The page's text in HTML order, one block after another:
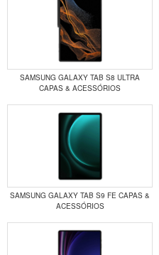
SAMSUNG GALAXY TAB S8 ULTRA
CAPAS & ACESSÓRIOS
SAMSUNG GALAXY TAB S9 FE CAPAS &
ACESSÓRIOS